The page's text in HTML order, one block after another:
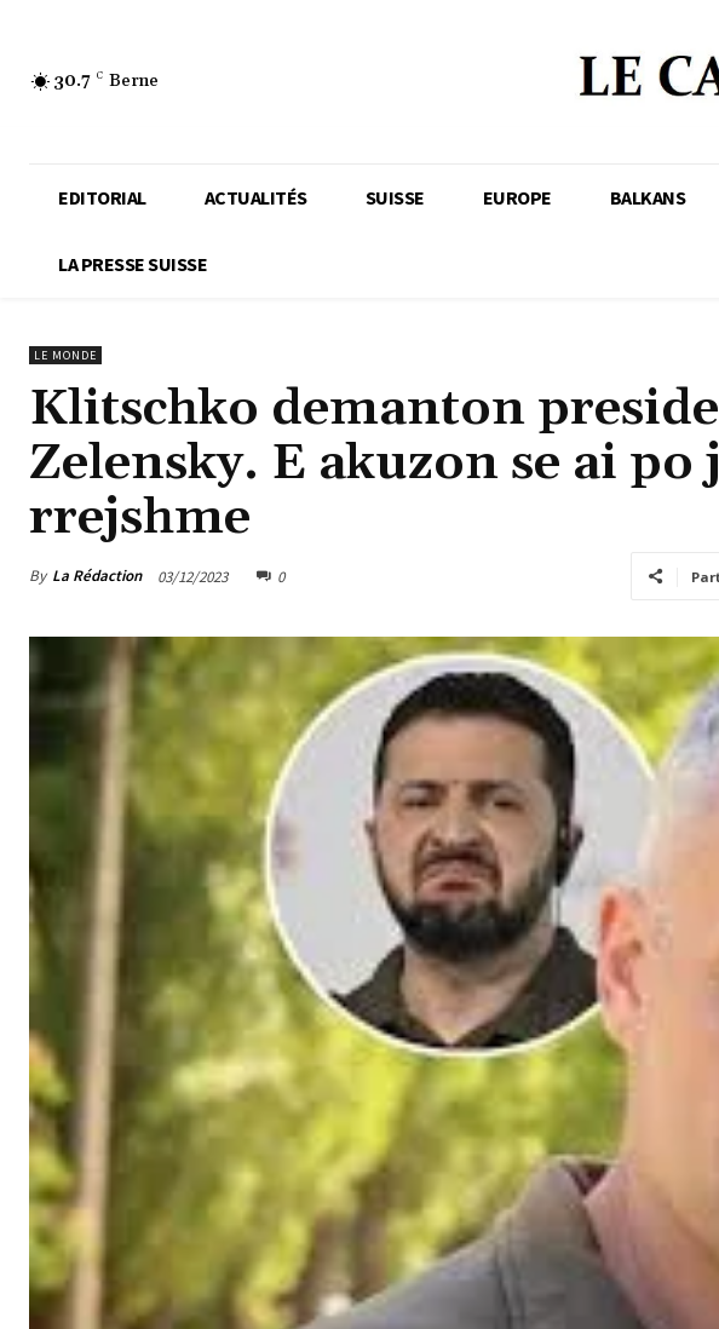
30.7 C Berne
EDITORIAL ACTUALITÉS SUISSE EUROPE BALKANS
LA PRESSE SUISSE
LE MONDE
Klitschko demanton
Zelensky. E akuzon se ai
rrejshme
By La Rédaction 03/12/2023 0